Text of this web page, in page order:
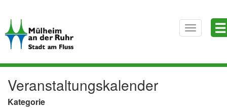
zum
Inhalt
Toggle
navigation
☰
Veranstaltungskalender
Kategorie